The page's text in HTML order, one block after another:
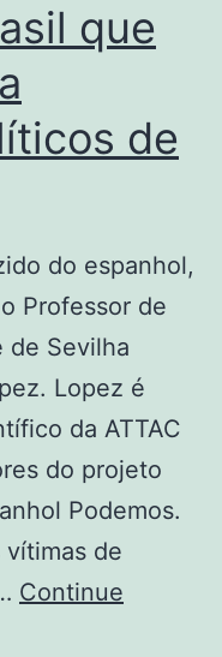
que
de
do espanhol,
Professor de
de Sevilha
Lopez é
da ATTAC
do projeto
Podemos.
vítimas de
Continue